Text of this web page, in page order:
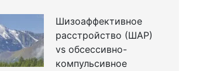
Шизоаффективное
расстройство (ШАР)
vs обсессивно-
компульсивное